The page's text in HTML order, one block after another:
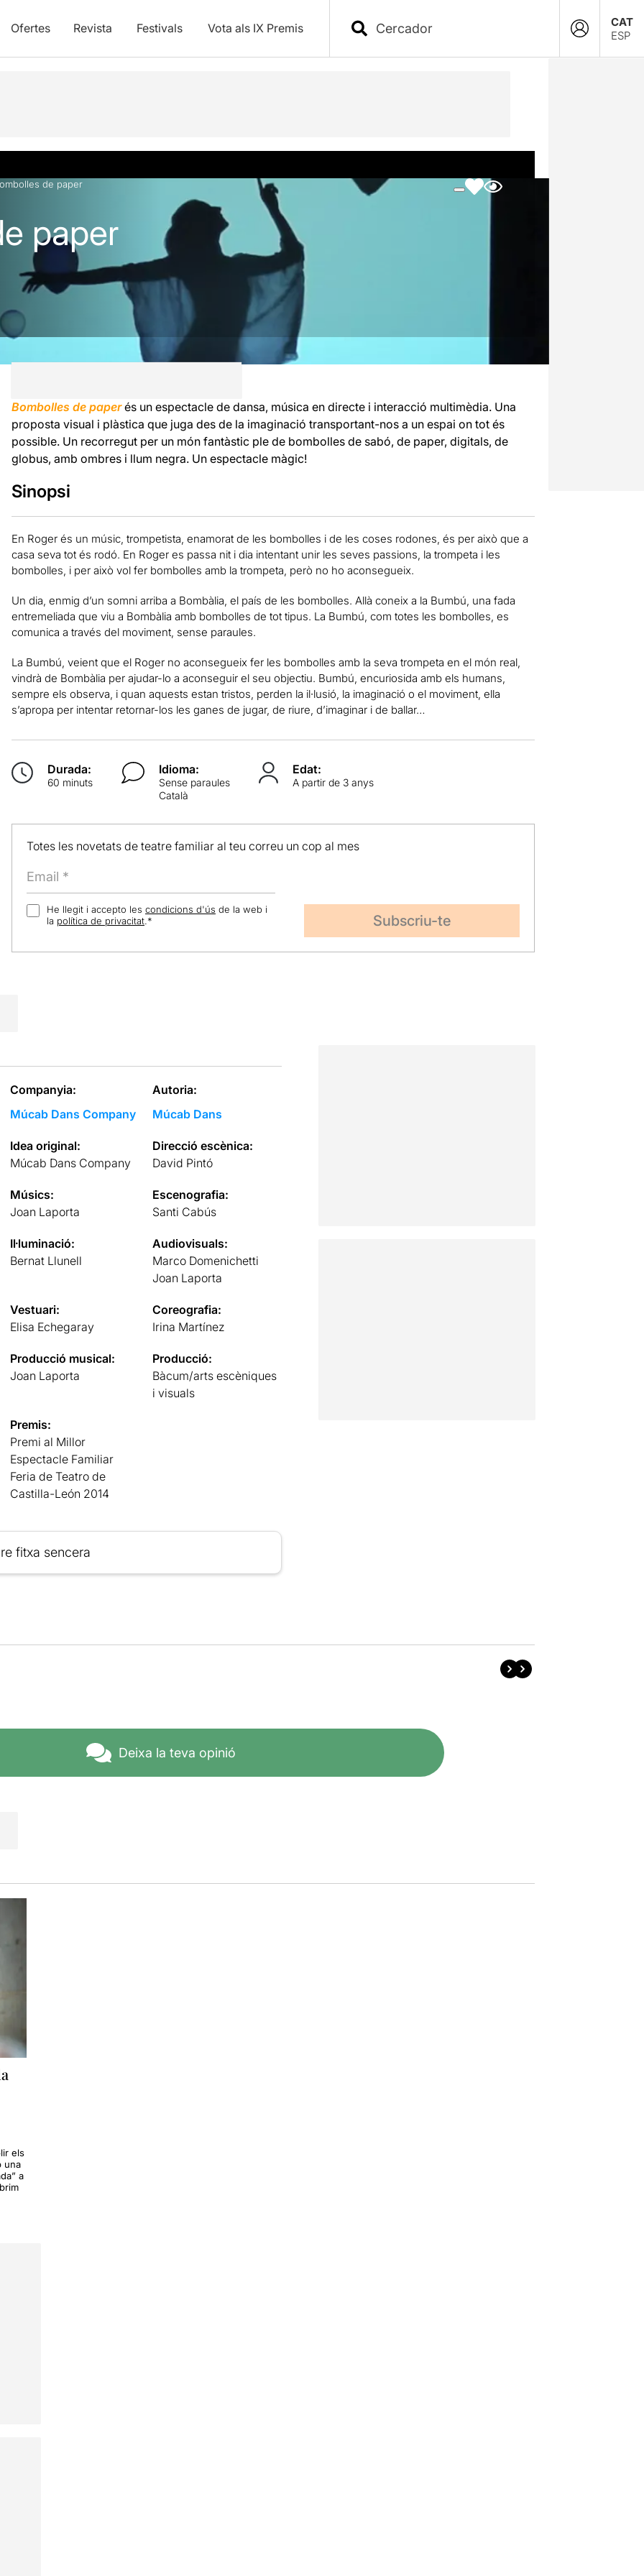
Ofertes Revista Festivals Vota als IX Premis
CAT
ESP
Articles
de paper
paper
Bombolles de paper és un espectacle de dansa, música en directe i interacció multimèdia. Una
proposta visual i plàstica que juga des de la imaginació transportant-nos a un espai on tot és
possible. Un recorregut per un món fantàstic ple de bombolles de sabó, de paper, digitals, de
globus, amb ombres i llum negra. Un espectacle màgic!
Sinopsi
En Roger és un músic, trompetista, enamorat de les bombolles i de les coses rodones, és per això que a
casa seva tot és rodó. En Roger es passa nit i dia intentant unir les seves passions, la trompeta i les
bombolles, i per això vol fer bombolles amb la trompeta, però no ho aconsegueix.
Un dia, enmig d’un somni arriba a Bombàlia, el país de les bombolles. Allà coneix a la Bumbú, una fada
entremeliada que viu a Bombàlia amb bombolles de tot tipus. La Bumbú, com totes les bombolles, es
comunica a través del moviment, sense paraules.
La Bumbú, veient que el Roger no aconsegueix fer les bombolles amb la seva trompeta en el món real,
vindrà de Bombàlia per ajudar-lo a aconseguir el seu objectiu. Bumbú, encuriosida amb els humans,
sempre els observa, i quan aquests estan tristos, perden la il∙lusió, la imaginació o el moviment, ella
s’apropa per intentar retornar-los les ganes de jugar, de riure, d’imaginar i de ballar…
Durada:
60 minuts
Idioma:
Sense paraules
Català
Edat:
A partir de 3 anys
Totes les novetats de teatre familiar al teu correu un cop al mes
He llegit i accepto les condicions d'ús de la web i
la política de privacitat.*
Companyia:
Múcab Dans Company
Autoria:
Múcab Dans
Idea original:
Múcab Dans Company
Direcció escènica:
David Pintó
Músics:
Joan Laporta
Escenografia:
Santi Cabús
Il·luminació:
Bernat Llunell
Audiovisuals:
Marco Domenichetti
Joan Laporta
Vestuari:
Elisa Echegaray
Coreografia:
Irina Martínez
Producció musical:
Joan Laporta
Producció:
Bàcum/arts escèniques
i visuals
Premis:
Premi al Millor
Espectacle Familiar
Feria de Teatro de
Castilla-León 2014
fitxa sencera
Deixa la teva opinió
els
una
a